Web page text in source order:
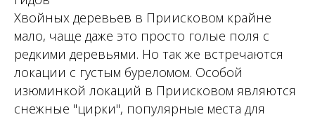
Хвойных деревьев в Приисковом крайне
мало, чаще даже это просто голые поля с
редкими деревьями. Но так же встречаются
локации с густым буреломом. Особой
изюминкой локаций в Приисковом являются
снежные "цирки", популярные места для